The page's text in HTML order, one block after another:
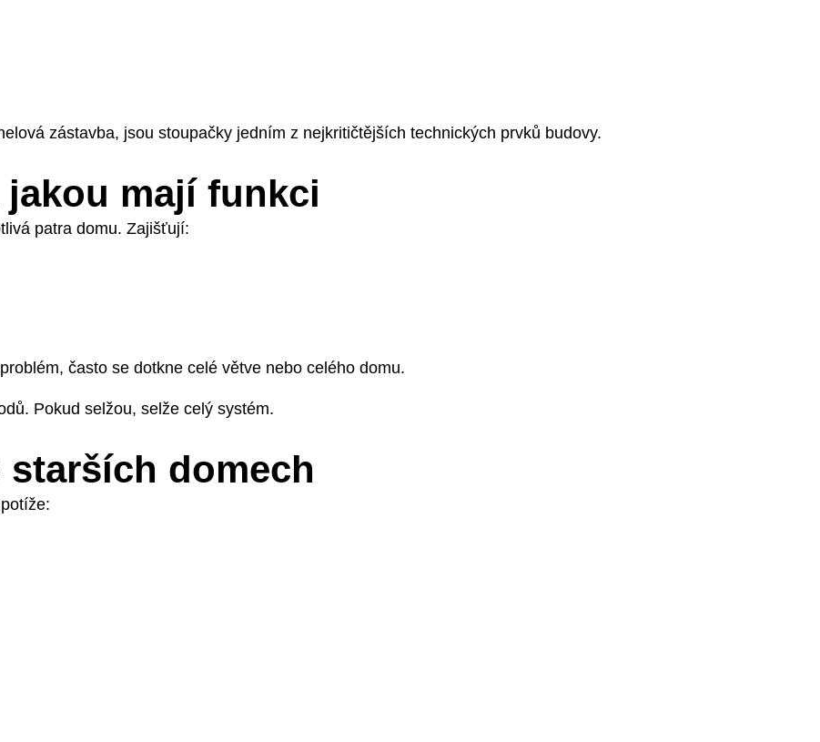
zástavba, jsou stoupačky jedním z nejkritičtějších technických prvků budovy.
mají funkci
patra domu. Zajišťují:
často se dotkne celé větve nebo celého domu.
Pokud selžou, selže celý systém.
domech